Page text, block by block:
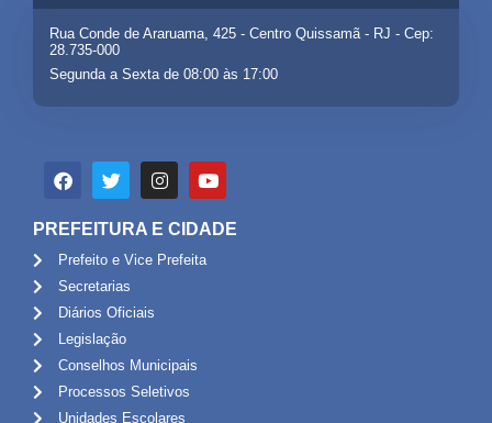
Rua Conde de Araruama, 425 - Centro Quissamã - RJ - Cep:
28.735-000
Segunda a Sexta de 08:00 às 17:00
PREFEITURA E CIDADE
Prefeito e Vice Prefeita
Secretarias
Diários Oficiais
Legislação
Conselhos Municipais
Processos Seletivos
Unidades Escolares